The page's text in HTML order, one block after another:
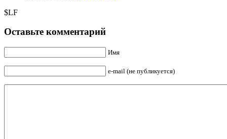
$LF
Оставьте комментарий
Имя
e-mail (не публикуется)